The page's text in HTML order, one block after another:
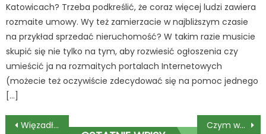
Katowicach? Trzeba podkreślić, że coraz więcej ludzi zawiera
rozmaite umowy. Wy też zamierzacie w najbliższym czasie
na przykład sprzedać nieruchomość? W takim razie musicie
skupić się nie tylko na tym, aby rozwiesić ogłoszenia czy
umieścić ja na rozmaitych portalach Internetowych
(możecie też oczywiście zdecydować się na pomoc jednego
[…]
Nawigacja
Więzadło krzyżowe – rehabilitacja może być szybka i skuteczna Czym wyróżniają się porządne nasiona autoflowering?